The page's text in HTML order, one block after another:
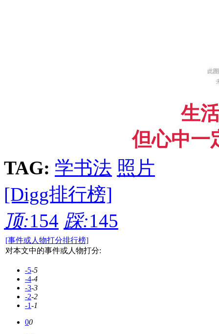
生
但心中一
TAG: 学书法 照片
[Digg排行榜]
顶:154 踩:145
[事件或人物打分排行榜]
对本文中的事件或人物打分:
-5-5
-4-4
-3-3
-2-2
-1-1
00